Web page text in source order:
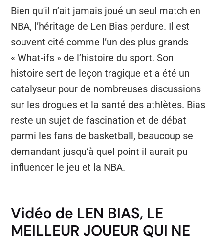
Bien qu’il n’ait jamais joué un seul match en
NBA, l’héritage de Len Bias perdure. Il est
souvent cité comme l’un des plus grands
« What-ifs » de l’histoire du sport. Son
histoire sert de leçon tragique et a été un
catalyseur pour de nombreuses discussions
sur les drogues et la santé des athlètes. Bias
reste un sujet de fascination et de débat
parmi les fans de basketball, beaucoup se
demandant jusqu’à quel point il aurait pu
influencer le jeu et la NBA.
Vidéo de LEN BIAS, LE
MEILLEUR JOUEUR QUI NE